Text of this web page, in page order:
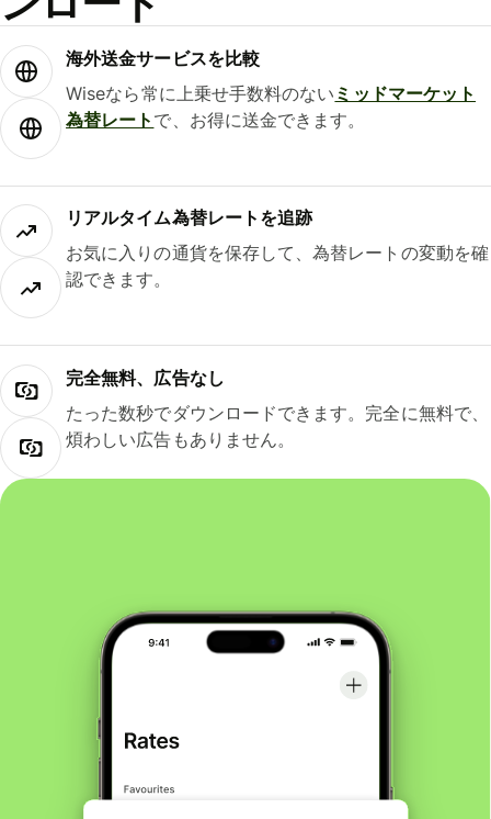
海外送金サービスを比較
Wiseなら常に上乗せ手数料のない ミッドマーケット
為替レート で、お得に送金できます。
リアルタイム為替レートを追跡
お気に入りの通貨を保存して、為替レートの変動を確
認できます。
完全無料、広告なし
たった数秒でダウンロードできます。完全に無料で、
煩わしい広告もありません。